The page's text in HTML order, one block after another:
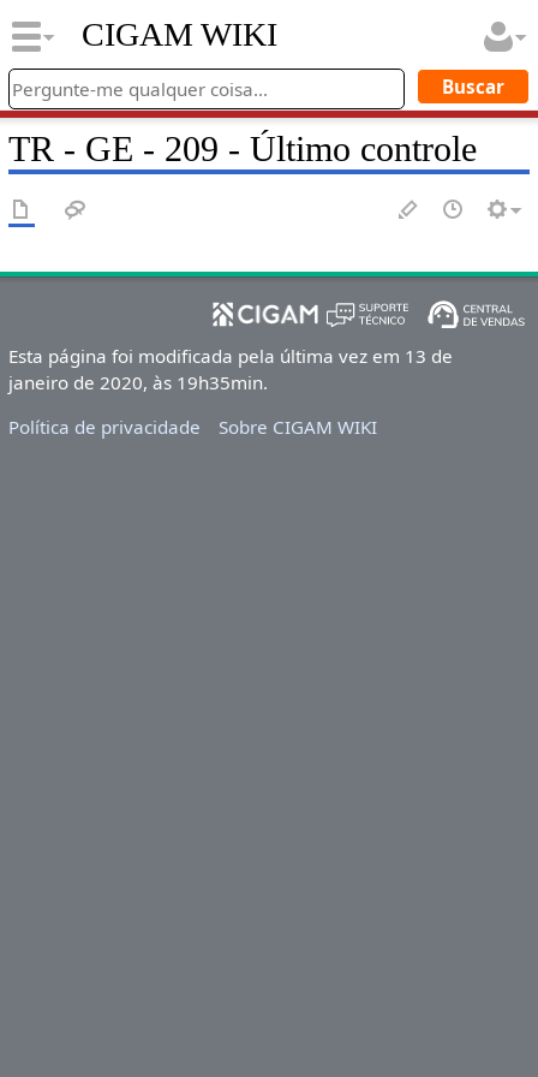
CIGAM WIKI
TR - GE - 209 - Último controle
Esta página foi modificada pela última vez em 13 de
janeiro de 2020, às 19h35min.
Política de privacidade
Sobre CIGAM WIKI